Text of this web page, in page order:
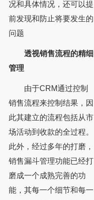
况和具体情况，还可以提
前发现和防止将要发生的
问题
透视销售流程的精细
管理
由于CRM通过控制
销售流程来控制结果，因
此其建立的流程包括从市
场活动到收款的全过程。
此外，经过多年的打磨，
销售漏斗管理功能已经打
磨成一个成熟完善的功
能，其每一个细节和每一